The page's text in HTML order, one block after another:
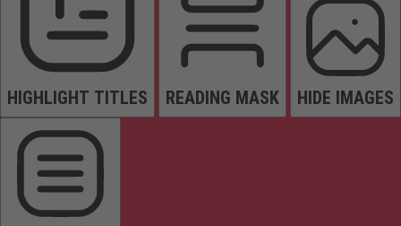
HIGHLIGHT TITLES READING MASK HIDE IMAGES